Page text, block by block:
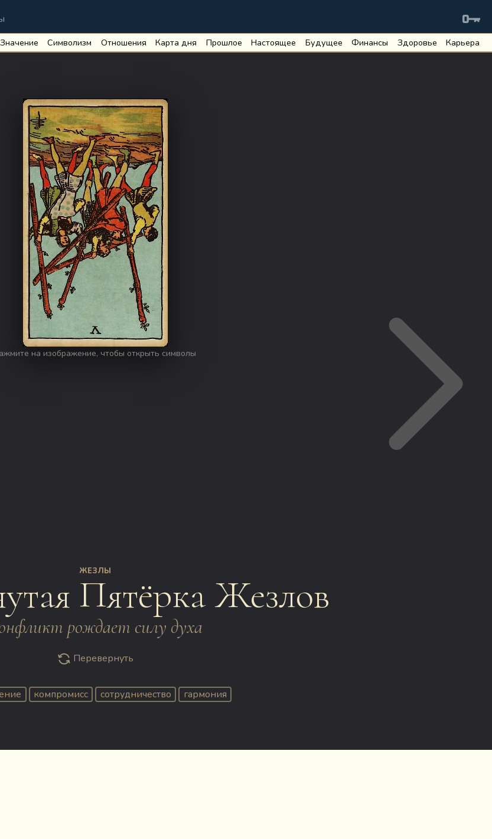
Значение Символизм Отношения Карта дня Прошлое Настоящее Будущее Финансы Здоровье Карьера
на изображение, чтобы открыть символы
ЖЕЗЛЫ
Пятёрка Жезлов
рождает силу духа
Перевернуть
компромисс сотрудничество гармония